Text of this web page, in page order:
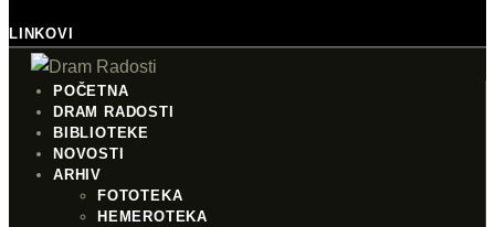
LINKOVI
POČETNA
DRAM RADOSTI
BIBLIOTEKE
NOVOSTI
ARHIV
FOTOTEKA
HEMEROTEKA